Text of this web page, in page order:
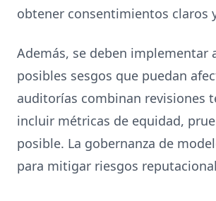
obtener consentimientos claros
Además, se deben
posibles sesgos que puedan
auditorías combinan revisiones
incluir métricas de equidad,
posible. La gobernanza de
para mitigar riesgos